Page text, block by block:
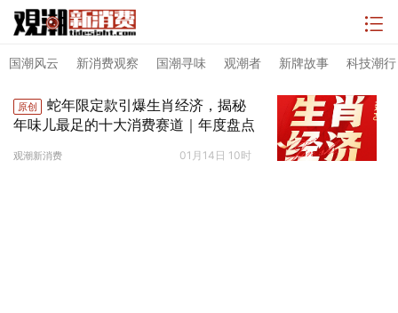
国潮风云 新消费观察 国潮寻味 观潮者 新牌故事 科技潮行
原创
蛇年限定款引爆生肖经济，揭秘
年味儿最足的十大消费赛道｜年度盘点
观潮新消费 01月14日 10时